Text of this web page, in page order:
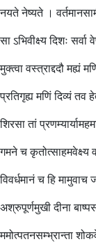
नयते नेष्यते ।
सा ऽभिवीक्ष्य दिशः
मुक्त्वा वस्त्राद्ददौ
प्रतिगृह्य मणिं दिव्यं तव
शिरसा तां
गमने च कृतोत्साहमवेक्ष्य
विवर्धमानं च हि
अश्रुपूर्णमुखी दीना
ममोत्पतनसम्भ्रान्ता